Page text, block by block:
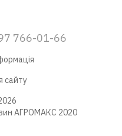
766-01-66
сайту
АГРОМАКС 2020